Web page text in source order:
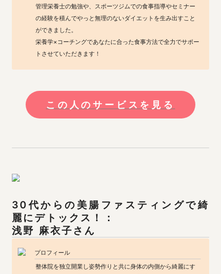
管理栄養士の勉強や、スポーツジムでの食事指導やセミナー
の経験を積んでやっと無理のないダイエットを生み出すこと
ができました。
栄養学×コーチングであなたに合った食事方法で全力でサポー
トさせていただきます！
この人のサービスを見る
30代からの美腸ファスティングで綺
浅野 麻衣子 さん
プロフィール
整体院を独立開業し姿勢作りと共に身体の内側から綺麗にす